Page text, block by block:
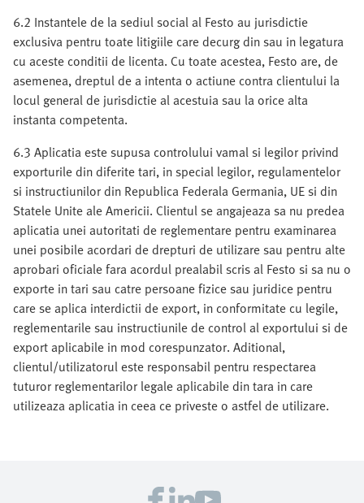
6.2 Instantele de la sediul social al Festo au jurisdictie
exclusiva pentru toate litigiile care decurg din sau in legatura
cu aceste conditii de licenta. Cu toate acestea, Festo are, de
asemenea, dreptul de a intenta o actiune contra clientului la
locul general de jurisdictie al acestuia sau la orice alta
instanta competenta.
6.3 Aplicatia este supusa controlului vamal si legilor privind
exporturile din diferite tari, in special legilor, regulamentelor
si instructiunilor din Republica Federala Germania, UE si din
Statele Unite ale Americii. Clientul se angajeaza sa nu predea
aplicatia unei autoritati de reglementare pentru examinarea
unei posibile acordari de drepturi de utilizare sau pentru alte
aprobari oficiale fara acordul prealabil scris al Festo si sa nu o
exporte in tari sau catre persoane fizice sau juridice pentru
care se aplica interdictii de export, in conformitate cu legile,
reglementarile sau instructiunile de control al exportului si de
export aplicabile in mod corespunzator. Aditional,
clientul/utilizatorul este responsabil pentru respectarea
tuturor reglementarilor legale aplicabile din tara in care
utilizeaza aplicatia in ceea ce priveste o astfel de utilizare.